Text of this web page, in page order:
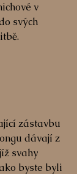
v
svých
zástavbu
dávají z
svahy
byste byli